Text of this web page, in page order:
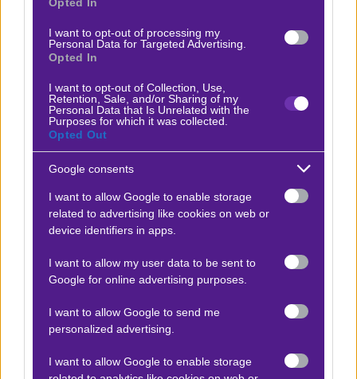
I want to opt-out of processing my
Personal Data for Targeted Advertising.
Opted In
I want to opt-out of Collection, Use,
Retention, Sale, and/or Sharing of my
Personal Data that Is Unrelated with the
Purposes for which it was collected.
Opted Out
Google consents
I want to allow Google to enable storage
related to advertising like cookies on web or
device identifiers in apps.
I want to allow my user data to be sent to
Google for online advertising purposes.
I want to allow Google to send me
personalized advertising.
I want to allow Google to enable storage
μια σταθερή πορεία, χάνοντας μόνο μία φορά στις
τελευταίες έντεκα αναμετρήσεις της. Η ομάδα έχει
δείξει ικανότητα στο σκοράρισμα, με τον Μπαγιό
και τον Ροντρίγκες να ξεχωρίζουν επιθετικά.
Ωστόσο, η Γκαζιαντέπ αντιμετωπίζει προκλήσεις
απουσιάσει λόγω καρτών, ενώ ο Μαξίμ είναι
αμφίβολος λόγω τραυματισμού. Παρά τις
δυσκολίες, η Γκαζιαντέπ έχει καταφέρει να
επικίνδυνη ζώνη και συνεχίζει να δείχνει
ΣΤΑΤΙΣΤΙΚΑ